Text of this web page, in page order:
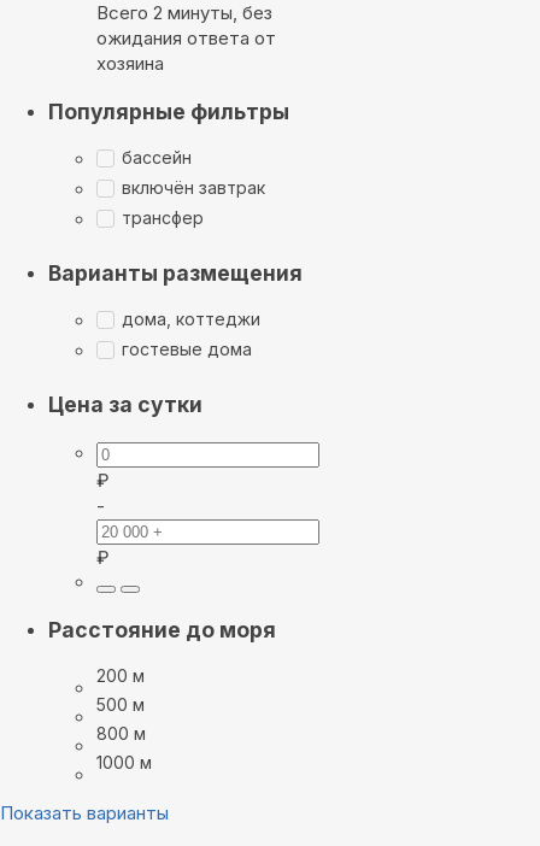
Всего 2 минуты, без
ожидания ответа от
хозяина
Популярные фильтры
бассейн
включён завтрак
трансфер
Варианты размещения
дома, коттеджи
гостевые дома
Цена за сутки
₽
-
₽
Расстояние до моря
200 м
500 м
800 м
1000 м
Показать варианты